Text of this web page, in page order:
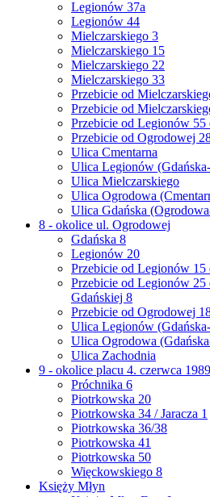
Legionów 37a
Legionów 44
Mielczarskiego 3
Mielczarskiego 15
Mielczarskiego 22
Mielczarskiego 33
Przebicie od
Przebicie od
Przebicie od Legionów 55
Przebicie od Ogrodowej
Ulica Cmentarna
Ulica Legionów
Ulica Mielczarskiego
Ulica Ogrodowa
Ulica Gdańska
8 - okolice ul. Ogrodowej
Gdańska 8
Legionów 20
Przebicie od Legionów
Przebicie od Legionów
Gdańskiej 8
Przebicie od Ogrodowej
Ulica Legionów
Ulica Ogrodowa
Ulica Zachodnia
9 - okolice placu 4. czerwca
Próchnika 6
Piotrkowska 20
Piotrkowska 34 / Jaracza 1
Piotrkowska 36/38
Piotrkowska 41
Piotrkowska 50
Więckowskiego 8
Księży Młyn